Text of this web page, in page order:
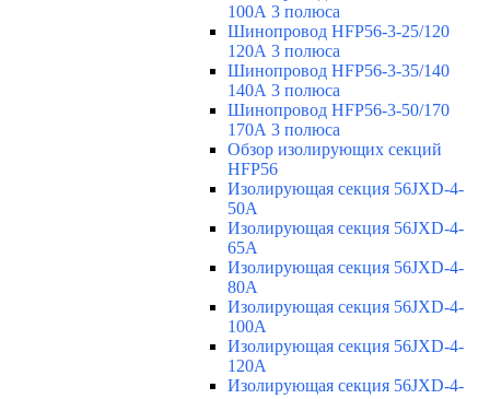
100А 3 полюса
Шинопровод HFP56-3-25/120
120А 3 полюса
Шинопровод HFP56-3-35/140
140А 3 полюса
Шинопровод HFP56-3-50/170
170А 3 полюса
Обзор изолирующих секций
HFP56
Изолирующая секция 56JXD-4-
50A
Изолирующая секция 56JXD-4-
65A
Изолирующая секция 56JXD-4-
80A
Изолирующая секция 56JXD-4-
100A
Изолирующая секция 56JXD-4-
120A
Изолирующая секция 56JXD-4-